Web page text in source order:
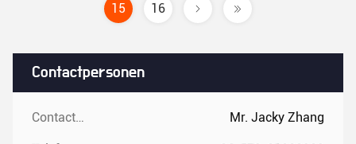
Contactpersonen
Contactpersonen: Mr. Jacky Zhang
15 16